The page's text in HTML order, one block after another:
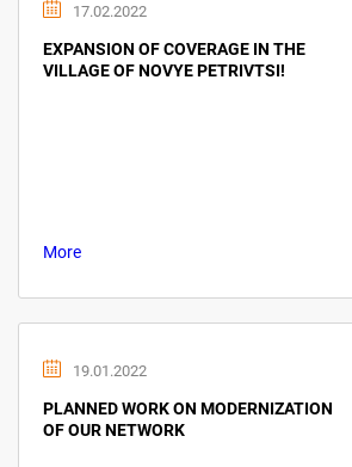
17.02.2022
EXPANSION OF COVERAGE IN THE
VILLAGE OF NOVYE PETRIVTSI!
More
19.01.2022
PLANNED WORK ON MODERNIZATION
OF OUR NETWORK